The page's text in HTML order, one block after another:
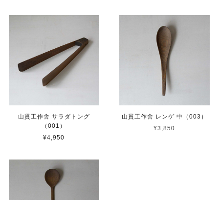
山貫工作舎 サラダトング
（001）
¥4,950
山貫工作舎 レンゲ 中（003）
¥3,850